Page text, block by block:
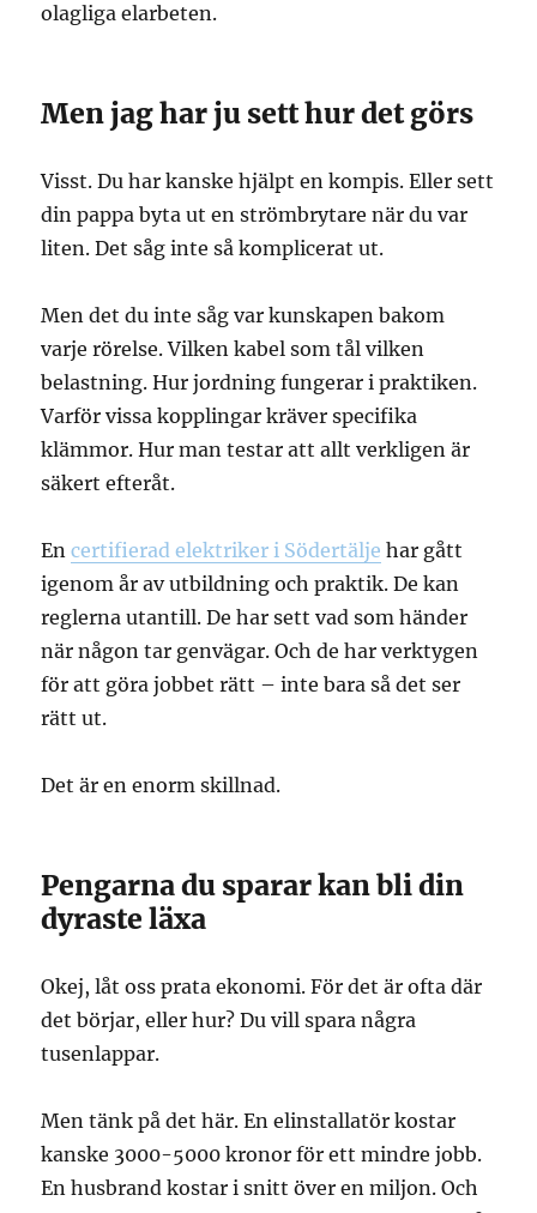
olagliga elarbeten.
Men jag har ju sett hur det görs
Visst. Du har kanske hjälpt en kompis. Eller sett
din pappa byta ut en strömbrytare när du var
liten. Det såg inte så komplicerat ut.
Men det du inte såg var kunskapen bakom
varje rörelse. Vilken kabel som tål vilken
belastning. Hur jordning fungerar i praktiken.
Varför vissa kopplingar kräver specifika
klämmor. Hur man testar att allt verkligen är
säkert efteråt.
Encertifierad elektriker i Södertälje har gått
igenom år av utbildning och praktik. De kan
reglerna utantill. De har sett vad som händer
när någon tar genvägar. Och de har verktygen
för att göra jobbet rätt – inte bara så det ser
rätt ut.
Det är en enorm skillnad.
Pengarna du sparar kan bli din
dyraste läxa
Okej, låt oss prata ekonomi. För det är ofta där
det börjar, eller hur? Du vill spara några
tusenlappar.
Men tänk på det här. En elinstallatör kostar
kanske 3000-5000 kronor för ett mindre jobb.
En husbrand kostar i snitt över en miljon. Och